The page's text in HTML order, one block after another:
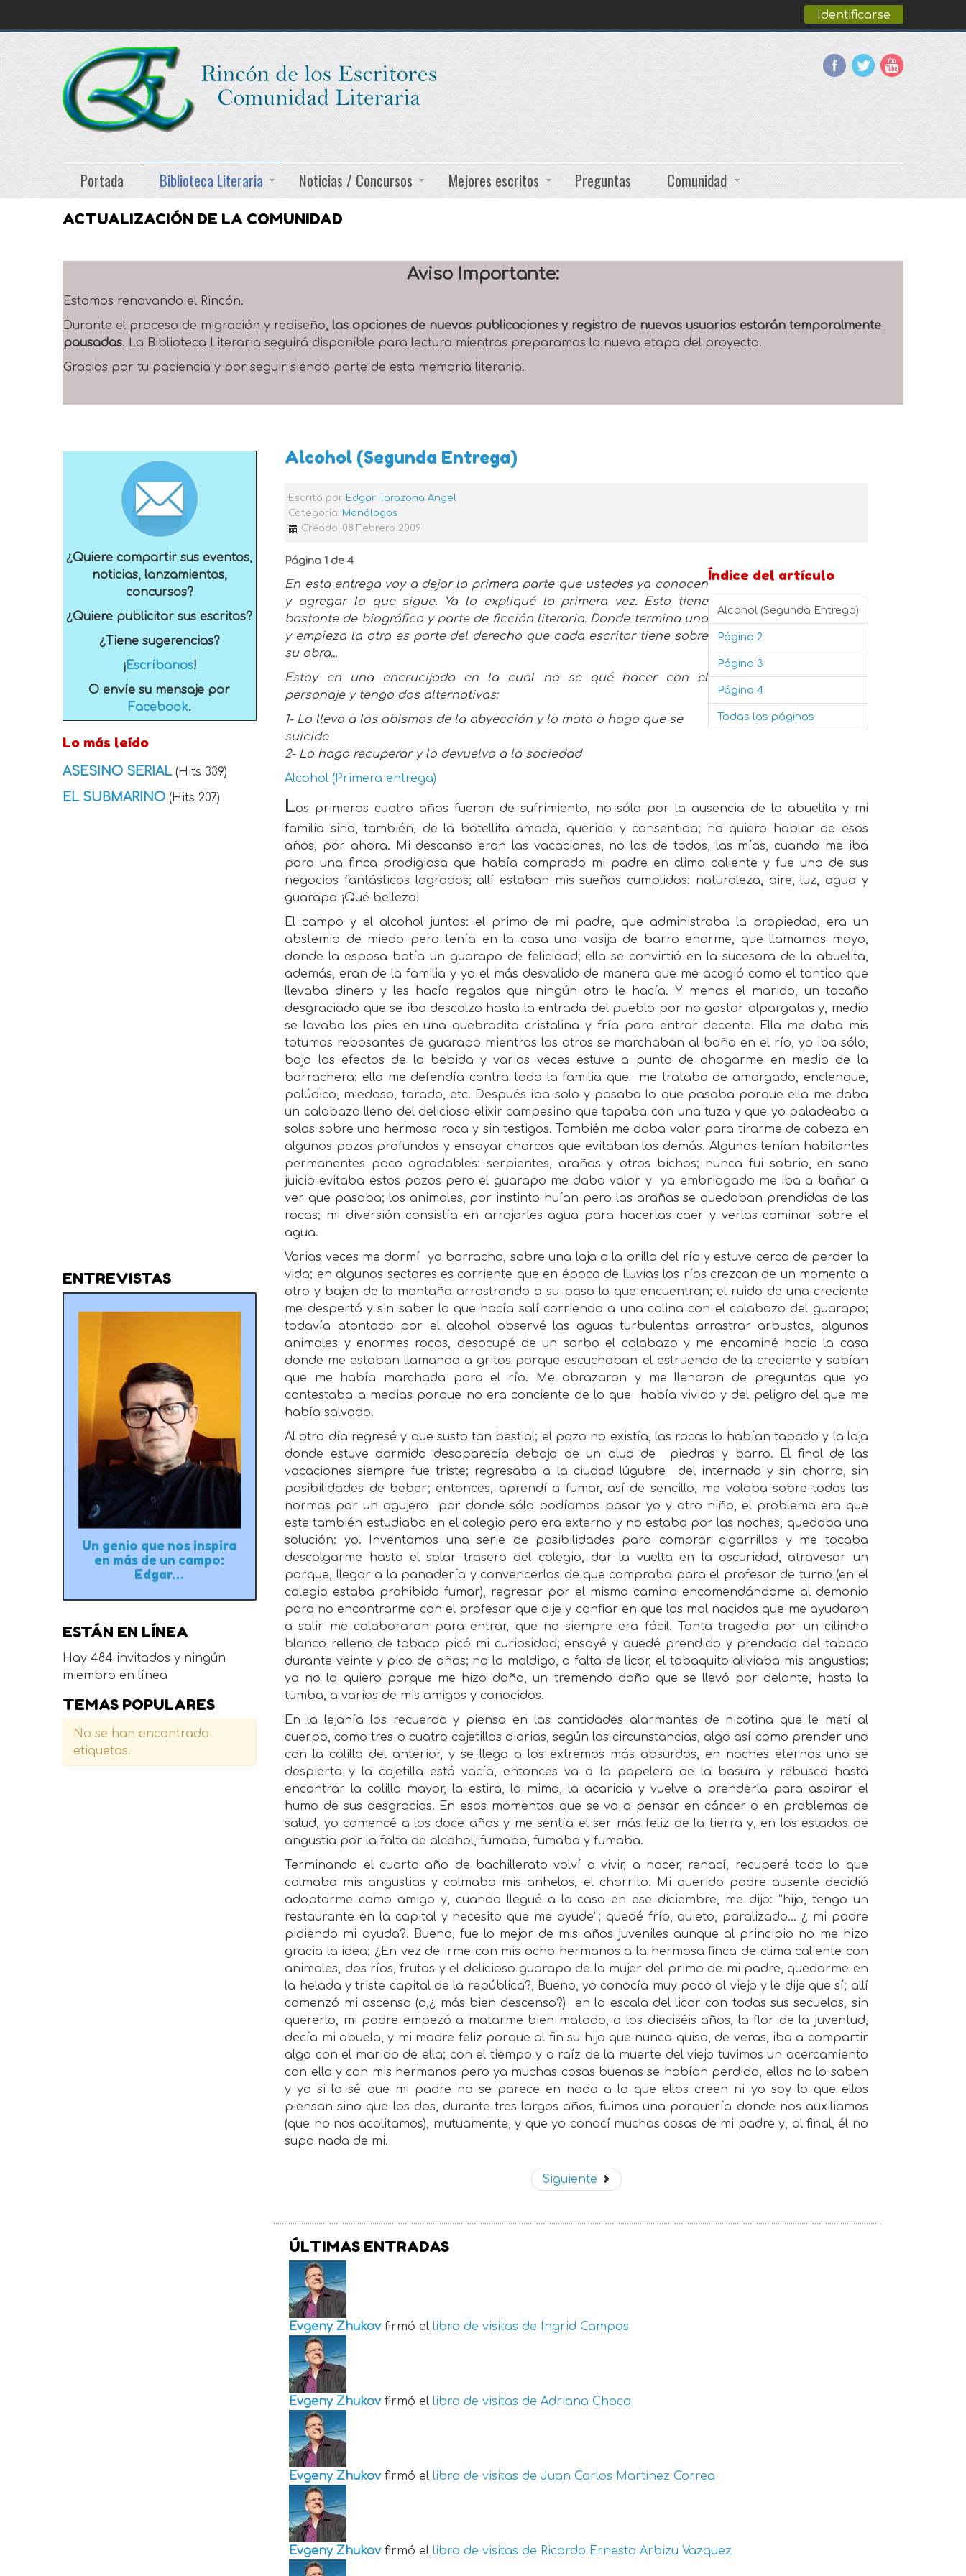
Identificarse
Portada Biblioteca Literaria Noticias / Concursos Mejores escritos Preguntas Comunidad
ACTUALIZACIÓN DE LA COMUNIDAD
Aviso Importante:
Estamos renovando el Rincón.
Durante el proceso de migración y rediseño, las opciones de nuevas publicaciones y registro de nuevos usuarios estarán temporalmente
pausadas. La Biblioteca Literaria seguirá disponible para lectura mientras preparamos la nueva etapa del proyecto.
Gracias por tu paciencia y por seguir siendo parte de esta memoria literaria.
Alcohol (Segunda Entrega)
Escrito por Edgar Tarazona Angel
Categoría: Monólogos
Creado: 08 Febrero 2009
Índice del artículo
Alcohol (Segunda Entrega)
Página 2
Página 3
Página 4
Todas las páginas
Página 1 de 4
En esta entrega voy a dejar la primera parte que ustedes ya conocen
y agregar lo que sigue. Ya lo expliqué la primera vez. Esto tiene
bastante de biográfico y parte de ficción literaria. Donde termina una
y empieza la otra es parte del derecho que cada escritor tiene sobre
su obra...
Estoy en una encrucijada en la cual no se qué hacer con el
personaje y tengo dos alternativas:
1- Lo llevo a los abismos de la abyección y lo mato o hago que se
suicide
2- Lo hago recuperar y lo devuelvo a la sociedad
Alcohol (Primera entrega)
Los primeros cuatro años fueron de sufrimiento, no sólo por la ausencia de la abuelita y mi
familia sino, también, de la botellita amada, querida y consentida; no quiero hablar de esos
años, por ahora. Mi descanso eran las vacaciones, no las de todos, las mías, cuando me iba
para una finca prodigiosa que había comprado mi padre en clima caliente y fue uno de sus
negocios fantásticos logrados; allí estaban mis sueños cumplidos: naturaleza, aire, luz, agua y
guarapo ¡Qué belleza!
El campo y el alcohol juntos: el primo de mi padre, que administraba la propiedad, era un
abstemio de miedo pero tenía en la casa una vasija de barro enorme, que llamamos moyo,
donde la esposa batía un guarapo de felicidad; ella se convirtió en la sucesora de la abuelita,
además, eran de la familia y yo el más desvalido de manera que me acogió como el tontico que
llevaba dinero y les hacía regalos que ningún otro le hacía. Y menos el marido, un tacaño
desgraciado que se iba descalzo hasta la entrada del pueblo por no gastar alpargatas y, medio
se lavaba los pies en una quebradita cristalina y fría para entrar decente. Ella me daba mis
totumas rebosantes de guarapo mientras los otros se marchaban al baño en el río, yo iba sólo,
bajo los efectos de la bebida y varias veces estuve a punto de ahogarme en medio de la
borrachera; ella me defendía contra toda la familia que
me trataba de amargado, enclenque,
palúdico, miedoso, tarado, etc. Después iba solo y pasaba lo que pasaba porque ella me daba
un calabazo lleno del delicioso elixir campesino que tapaba con una tuza y que yo paladeaba a
solas sobre una hermosa roca y sin testigos. También me daba valor para tirarme de cabeza en
algunos pozos profundos y ensayar charcos que evitaban los demás. Algunos tenían habitantes
permanentes poco agradables: serpientes, arañas y otros bichos; nunca fui sobrio, en sano
juicio evitaba estos pozos pero el guarapo me daba valor y
ya embriagado me iba a bañar a
ver que pasaba; los animales, por instinto huían pero las arañas se quedaban prendidas de las
rocas; mi diversión consistía en arrojarles agua para hacerlas caer y verlas caminar sobre el
agua.
Varias veces me dormí
ya borracho, sobre una laja a la orilla del río y estuve cerca de perder la
vida; en algunos sectores es corriente que en época de lluvias los ríos crezcan de un momento a
otro y bajen de la montaña arrastrando a su paso lo que encuentran; el ruido de una creciente
me despertó y sin saber lo que hacía salí corriendo a una colina con el calabazo del guarapo;
todavía atontado por el alcohol observé las aguas turbulentas arrastrar arbustos, algunos
animales y enormes rocas, desocupé de un sorbo el calabazo y me encaminé hacia la casa
donde me estaban llamando a gritos porque escuchaban el estruendo de la creciente y sabían
que me había marchada para el río. Me abrazaron y me llenaron de preguntas que yo
contestaba a medias porque no era conciente de lo que
había vivido y del peligro del que me
había salvado.
Al otro día regresé y que susto tan bestial; el pozo no existía, las rocas lo habían tapado y la laja
donde estuve dormido desaparecía debajo de un alud de
piedras y barro. El final de las
vacaciones siempre fue triste; regresaba a la ciudad lúgubre
del internado y sin chorro, sin
posibilidades de beber; entonces, aprendí a fumar, así de sencillo, me volaba sobre todas las
normas por un agujero
por donde sólo podíamos pasar yo y otro niño, el problema era que
este también estudiaba en el colegio pero era externo y no estaba por las noches, quedaba una
solución: yo. Inventamos una serie de posibilidades para comprar cigarrillos y me tocaba
descolgarme hasta el solar trasero del colegio, dar la vuelta en la oscuridad, atravesar un
parque, llegar a la panadería y convencerlos de que compraba para el profesor de turno (en el
colegio estaba prohibido fumar), regresar por el mismo camino encomendándome al demonio
para no encontrarme con el profesor que dije y confiar en que los mal nacidos que me ayudaron
a salir me colaboraran para entrar, que no siempre era fácil. Tanta tragedia por un cilindro
blanco relleno de tabaco picó mi curiosidad; ensayé y quedé prendido y prendado del tabaco
durante veinte y pico de años; no lo maldigo, a falta de licor, el tabaquito aliviaba mis angustias;
ya no lo quiero porque me hizo daño, un tremendo daño que se llevó por delante, hasta la
tumba, a varios de mis amigos y conocidos.
En la lejanía los recuerdo y pienso en las cantidades alarmantes de nicotina que le metí al
cuerpo, como tres o cuatro cajetillas diarias, según las circunstancias, algo así como prender uno
con la colilla del anterior, y se llega a los extremos más absurdos, en noches eternas uno se
despierta y la cajetilla está vacía, entonces va a la papelera de la basura y rebusca hasta
encontrar la colilla mayor, la estira, la mima, la acaricia y vuelve a prenderla para aspirar el
humo de sus desgracias. En esos momentos que se va a pensar en cáncer o en problemas de
salud, yo comencé a los doce años y me sentía el ser más feliz de la tierra y, en los estados de
angustia por la falta de alcohol, fumaba, fumaba y fumaba.
Terminando el cuarto año de bachillerato volví a vivir, a nacer, renací, recuperé todo lo que
calmaba mis angustias y colmaba mis anhelos, el chorrito. Mi querido padre ausente decidió
adoptarme como amigo y, cuando llegué a la casa en ese diciembre, me dijo: “hijo, tengo un
restaurante en la capital y necesito que me ayude”; quedé frío, quieto, paralizado... ¿ mi padre
pidiendo mi ayuda?. Bueno, fue lo mejor de mis años juveniles aunque al principio no me hizo
gracia la idea; ¿En vez de irme con mis ocho hermanos a la hermosa finca de clima caliente con
animales, dos ríos, frutas y el delicioso guarapo de la mujer del primo de mi padre, quedarme en
la helada y triste capital de la república?, Bueno, yo conocía muy poco al viejo y le dije que sí; allí
comenzó mi ascenso (o,¿ más bien descenso?)
en la escala del licor con todas sus secuelas, sin
quererlo, mi padre empezó a matarme bien matado, a los dieciséis años, la flor de la juventud,
decía mi abuela, y mi madre feliz porque al fin su hijo que nunca quiso, de veras, iba a compartir
algo con el marido de ella; con el tiempo y a raíz de la muerte del viejo tuvimos un acercamiento
con ella y con mis hermanos pero ya muchas cosas buenas se habían perdido, ellos no lo saben
y yo si lo sé que mi padre no se parece en nada a lo que ellos creen ni yo soy lo que ellos
piensan sino que los dos, durante tres largos años, fuimos una porquería donde nos auxiliamos
(que no nos acolitamos), mutuamente, y que yo conocí muchas cosas de mi padre y, al final, él no
supo nada de mi.
Siguiente
ÚLTIMAS ENTRADAS
Evgeny Zhukov firmó el libro de visitas de Ingrid Campos
Evgeny Zhukov firmó el libro de visitas de Adriana Choca
Evgeny Zhukov firmó el libro de visitas de Juan Carlos Martinez Correa
Evgeny Zhukov firmó el libro de visitas de Ricardo Ernesto Arbizu Vazquez
¿Quiere compartir sus eventos,
noticias, lanzamientos,
concursos?
¿Quiere publicitar sus escritos?
¿Tiene sugerencias?
¡Escríbanos!
O envíe su mensaje por
Facebook.
Lo más leído
ASESINO SERIAL (Hits 339)
EL SUBMARINO (Hits 207)
ENTREVISTAS
Un genio que nos inspira
en más de un campo:
Edgar…
ESTÁN EN LÍNEA
Hay 484 invitados y ningún
miembro en línea
TEMAS POPULARES
No se han encontrado
etiquetas.